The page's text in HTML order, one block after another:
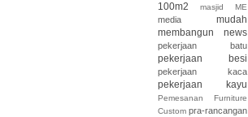
100m2
masjid ME
media
mudah
membangun
news
pekerjaan batu
pekerjaan besi
pekerjaan kaca
pekerjaan kayu
Pemesanan Furniture
Custom pra-rancangan